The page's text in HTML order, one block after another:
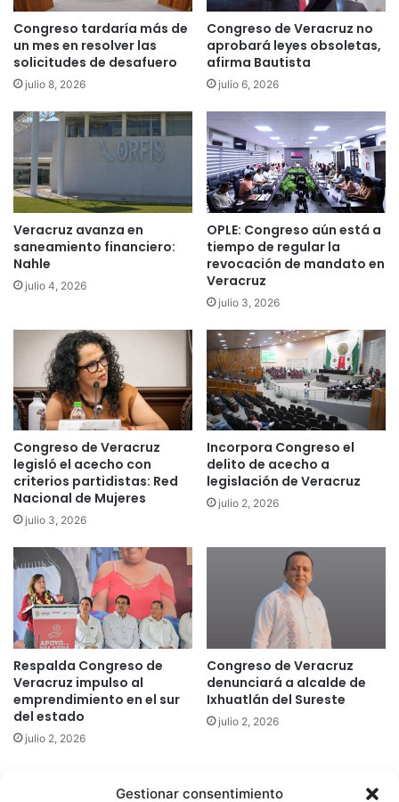
Gestionar consentimiento
Congreso tardaría más de
un mes en resolver las
solicitudes de desafuero
julio 8, 2026
Congreso de Veracruz no
aprobará leyes obsoletas,
afirma Bautista
julio 6, 2026
Veracruz avanza en
saneamiento financiero:
Nahle
julio 4, 2026
OPLE: Congreso aún está a
tiempo de regular la
revocación de mandato en
Veracruz
julio 3, 2026
Congreso de Veracruz
legisló el acecho con
criterios partidistas: Red
Nacional de Mujeres
julio 3, 2026
Incorpora Congreso el
delito de acecho a
legislación de Veracruz
julio 2, 2026
Respalda Congreso de
Veracruz impulso al
emprendimiento en el sur
del estado
julio 2, 2026
Congreso de Veracruz
denunciará a alcalde de
Ixhuatlán del Sureste
julio 2, 2026